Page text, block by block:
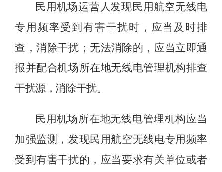
民用机场运营人发现民用航空无线电
专用频率受到有害干扰时，应当 及时排
查，消除干扰 ；无法消除的，应当立即通
报并配合机场所在地无线电管理机构排查
干扰源，消除干扰。
民用机场所在地无线电管理机构应当
加强监测，发现民用航空无线电专用频率
受到有害干扰的，应当要求有关单位或者